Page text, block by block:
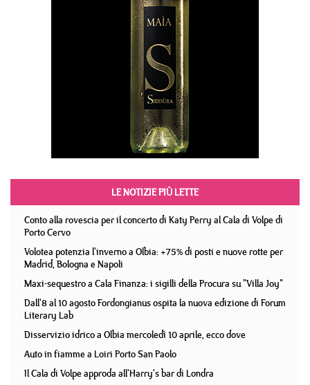
LE NOTIZIE PIÙ LETTE
Conto alla rovescia per il concerto di Katy Perry al Cala di Volpe di
Porto Cervo
Volotea potenzia l'inverno a Olbia: +75% di posti e nuove rotte per
Madrid, Bologna e Napoli
Maxi-sequestro a Cala Finanza: i sigilli della Procura su "Villa Joy"
Dall'8 al 10 agosto Fordongianus ospita la nuova edizione di Forum
Literary Lab
Disservizio idrico a Olbia mercoledì 10 aprile, ecco dove
Auto in fiamme a Loiri Porto San Paolo
Il Cala di Volpe approda all'Harry's bar di Londra